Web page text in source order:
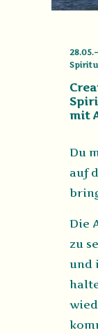
mit
Du
auf
Die
zu
und